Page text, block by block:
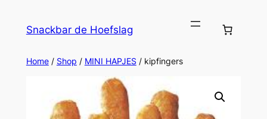
inhoud
Snackbar de Hoefslag
Home/ Shop / MINI HAPJES/ kipfingers